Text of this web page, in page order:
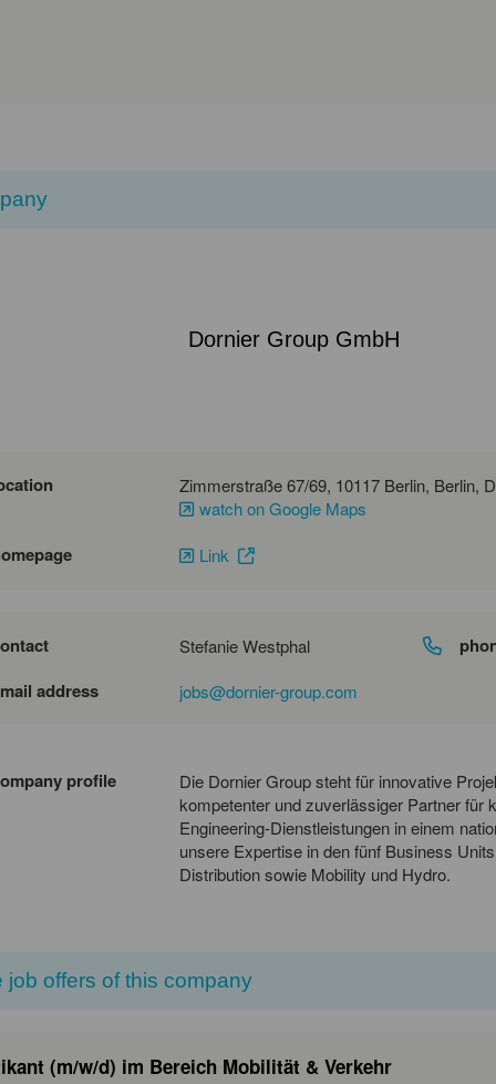
Dornier Group GmbH
watch on Google Maps
Link
Stefanie Westphal
address jobs@dornier-group.com
profile
Die Dornier Group steht für innovative
kompetenter und zuverlässiger Partner für
Engineering-Dienstleistungen in einem
unsere Expertise in den fünf Business
Distribution sowie Mobility und Hydro.
job offers of this company
(m/w/d) im Bereich Mobilität & Verkehr